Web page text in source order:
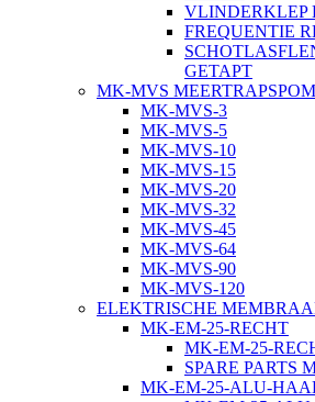
VLINDERKLEP
FREQUENTIE
GETAPT
MK-MVS
MK-MVS-3
MK-MVS-5
MK-MVS-10
MK-MVS-15
MK-MVS-20
MK-MVS-32
MK-MVS-45
MK-MVS-64
MK-MVS-90
MK-MVS-120
ELEKTRISCHE
MK-EM-25-RECHT
MK-EM-25-
SPARE PARTS
MK-EM-25-ALU-